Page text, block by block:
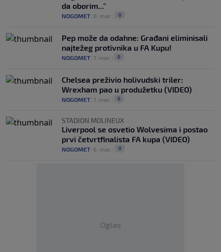
da oborim..."
NOGOMET 8. mar. 0
Pep može da odahne: Građani eliminisali
najtežeg protivnika u FA Kupu!
NOGOMET 7. mar. 0
Chelsea preživio holivudski triler:
Wrexham pao u produžetku (VIDEO)
NOGOMET 7. mar. 0
STADION MOLINEUX
Liverpool se osvetio Wolvesima i postao
prvi četvrtfinalista FA kupa (VIDEO)
NOGOMET 6. mar. 0
Oglas